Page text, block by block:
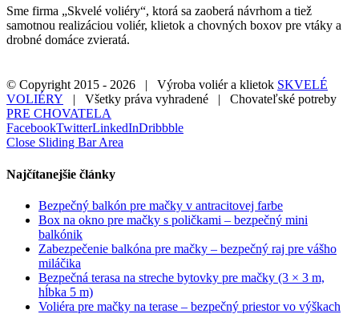
Sme firma „Skvelé voliéry“, ktorá sa zaoberá návrhom a tiež
samotnou realizáciou voliér, klietok a chovných boxov pre vtáky a
drobné domáce zvieratá.
© Copyright 2015 - 2026 | Výroba voliér a klietok SKVELÉ
VOLIÉRY | Všetky práva vyhradené | Chovateľské potreby
PRE CHOVATELA
FacebookTwitterLinkedInDribbble
Close Sliding Bar Area
Najčítanejšie články
Bezpečný balkón pre mačky v antracitovej farbe
Box na okno pre mačky s poličkami – bezpečný mini
balkónik
Zabezpečenie balkóna pre mačky – bezpečný raj pre vášho
miláčika
Bezpečná terasa na streche bytovky pre mačky (3 × 3 m,
hĺbka 5 m)
Voliéra pre mačky na terase – bezpečný priestor vo výškach